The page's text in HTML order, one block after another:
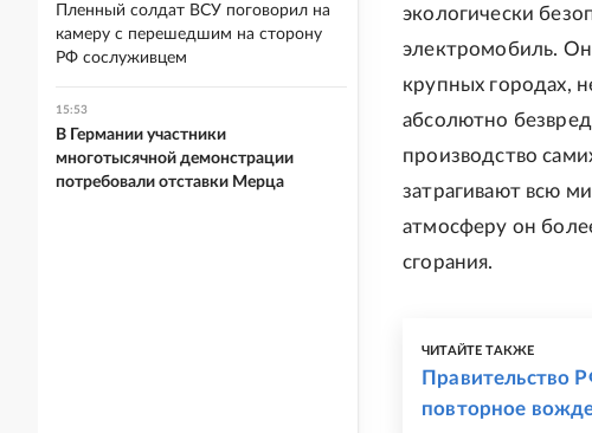
экологически
электромобиль. Он
крупных городах,
абсолютно
производство
затрагивают всю
атмосферу он
сгорания.
ЧИТАЙТЕ ТАКЖЕ
Правительство
повторное
Пленный солдат ВСУ поговорил на
камеру с перешедшим на сторону
РФ сослуживцем
15:53
В Германии участники
многотысячной демонстрации
потребовали отставки Мерца